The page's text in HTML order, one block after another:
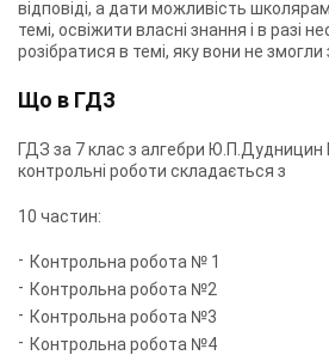
відповіді, а дати можливість
темі, освіжити власні знання і в разі
розібратися в темі, яку вони не змогли
Що в ГДЗ
ГДЗ за 7 клас з алгебри Ю.П.Дудницин
контрольні роботи складається з
10 частин:
Контрольна робота № 1
Контрольна робота №2
Контрольна робота №3
Контрольна робота №4